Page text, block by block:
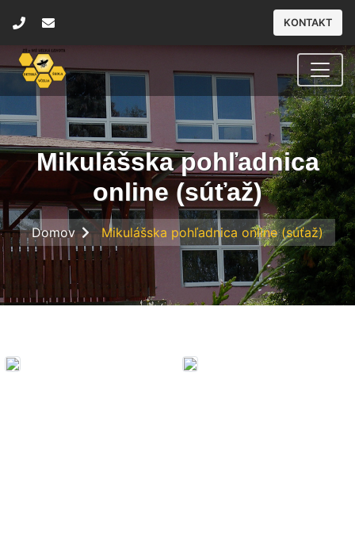
KONTAKT
Mikulášska pohľadnica
online (súťaž)
Domov Mikulášska pohľadnica online (súťaž)